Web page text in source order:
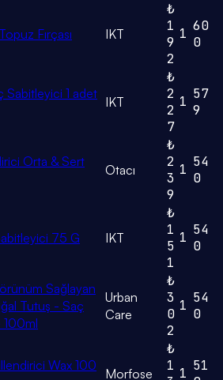
Fırçası IKT
₺
1
9
2
1 60
0
Sabitleyici 1 adet
IKT
₺
2
2
7
1 57
9
Orta & Sert
Otacı
₺
2
3
9
1 54
0
75 G IKT
₺
1
5
1
1 54
0
Sağlayan
Tutuş - Saç
100ml
Urban
Care
₺
3
0
2
1 54
0
Wax 100
Morfose
₺
1 1 51